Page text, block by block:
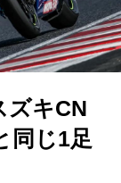
ズキCN
同じ1足